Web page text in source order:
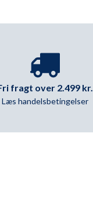
fragt over 2.499 kr.
Læs handelsbetingelser